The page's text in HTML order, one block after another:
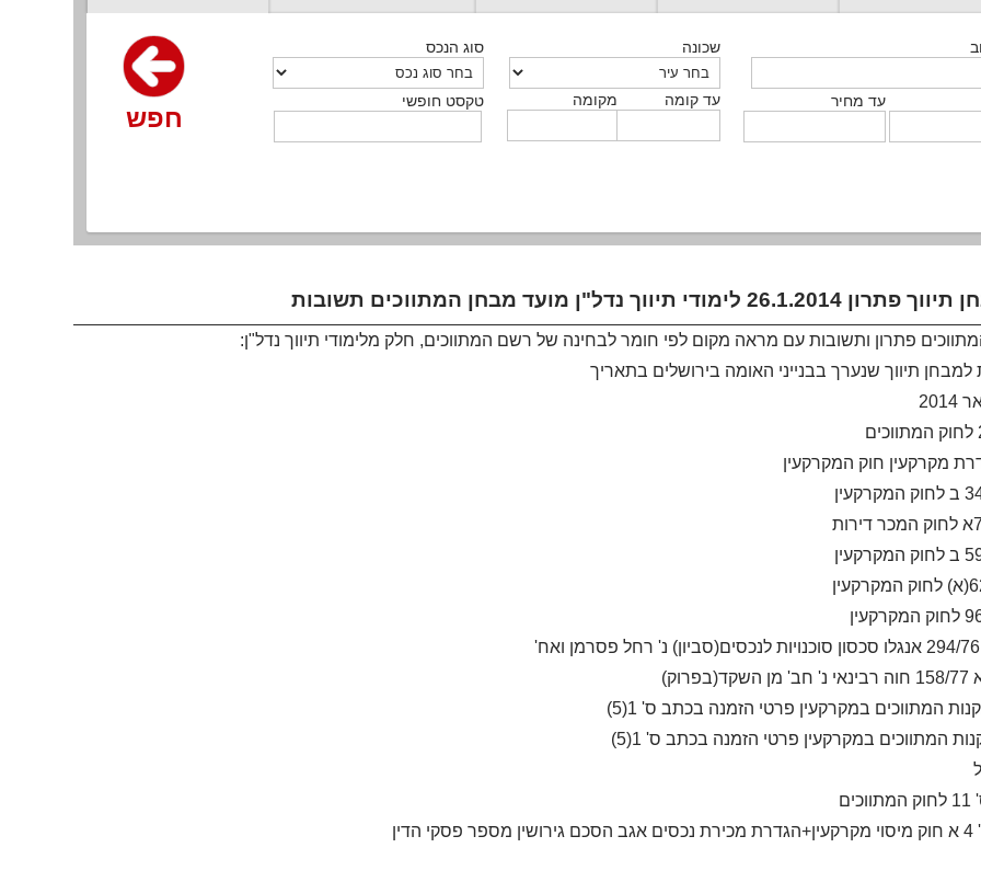
עד מחיר
שכונה
מקומה עד קומה
סוג הנכס
טקסט חופשי
חפש
עד מחיר
שכונה
מקומה עד קומה
סוג הנכס
טקסט חופשי
חפש
עד מחיר
שכונה
מקומה עד קומה
סוג הנכס
טקסט חופשי
חפש
עד מחיר
שכונה
מקומה עד קומה
סוג עסקה
טקסט חופשי
חפש
מקומה
חפש
עד קומה
שכונה
טקסט חופשי
סוג הנכס
חפש
עד מחיר
שכונה
מקומה עד קומה
טקסט חופשי
חפש
פתרון ותשובות עם מראה מקום לפי חומר לבחינה של רשם המתווכים, חלק מלימודי תיווך נדל"ן:
למבחן תיווך שנערך בבנייני האומה בירושלים בתאריך